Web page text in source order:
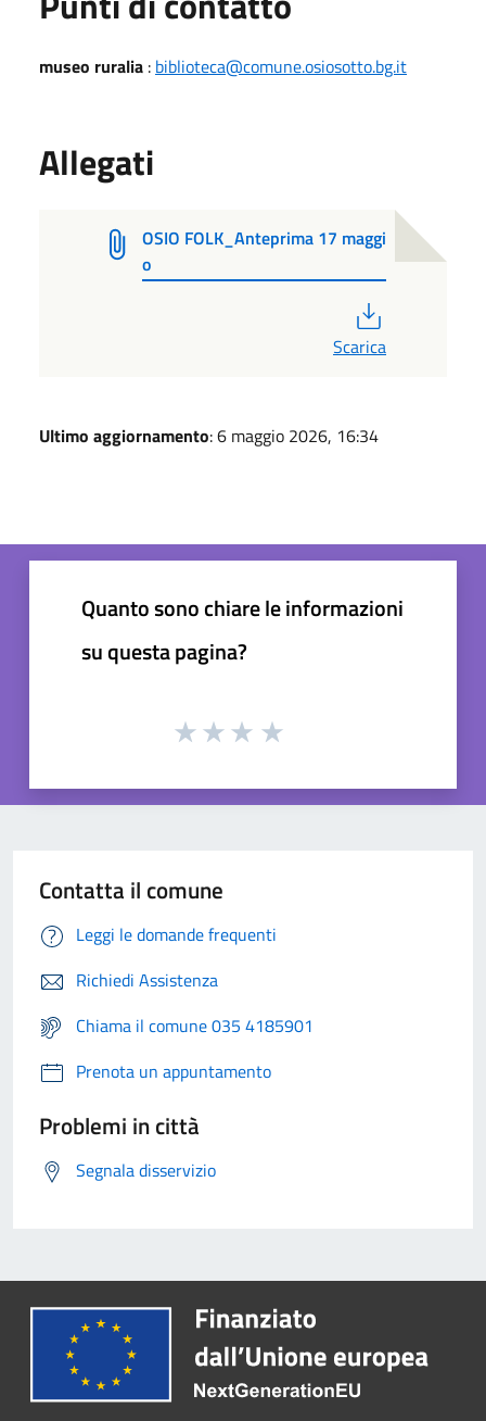
museo ruralia : biblioteca@comune.osiosotto.bg.it
Allegati
OSIO FOLK_Anteprima 17 maggi
o
Scarica
Ultimo aggiornamento: 6 maggio 2026, 16:34
Quanto sono chiare le informazioni
su questa pagina?
Contatta il comune
Leggi le domande frequenti
Richiedi Assistenza
Chiama il comune 035 4185901
Prenota un appuntamento
Problemi in città
Segnala disservizio